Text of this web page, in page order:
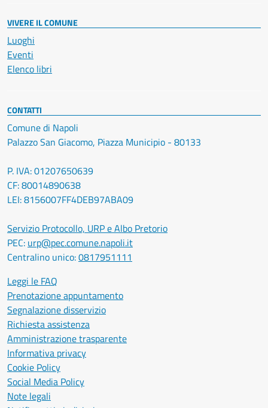
VIVERE IL COMUNE
Luoghi
Eventi
Elenco libri
CONTATTI
Comune di Napoli
Palazzo San Giacomo, Piazza Municipio - 80133
P. IVA: 01207650639
CF: 80014890638
LEI: 8156007FF4DEB97ABA09
Servizio Protocollo, URP e Albo Pretorio
PEC: urp@pec.comune.napoli.it
Centralino unico:0817951111
Leggi le FAQ
Prenotazione appuntamento
Segnalazione disservizio
Richiesta assistenza
Amministrazione trasparente
Informativa privacy
Cookie Policy
Social Media Policy
Note legali